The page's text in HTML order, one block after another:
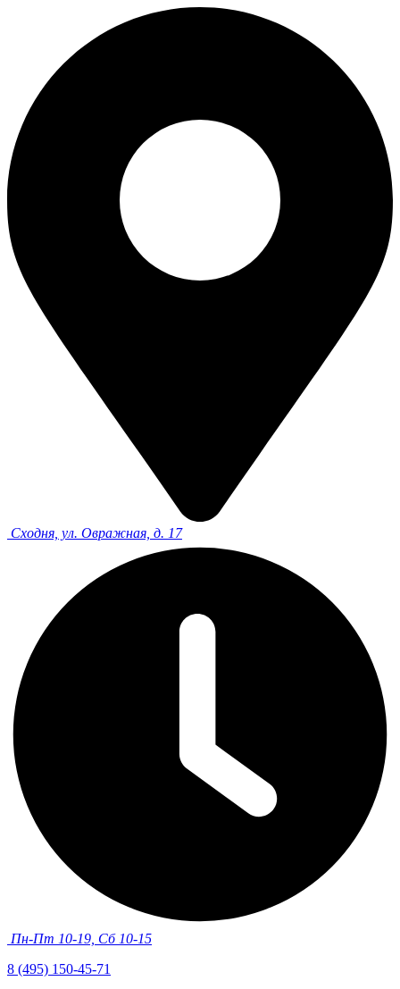
Сходня, ул. Овражная, д. 17
Пн-Пт 10-19, Сб 10-15
8 (495) 150-45-71